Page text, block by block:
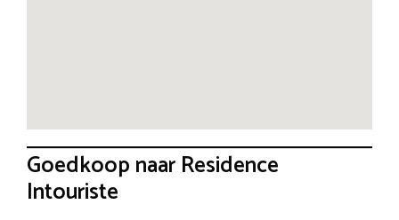
Goedkoop naar Residence
Intouriste